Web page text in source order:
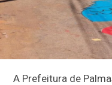
A Prefeitura de